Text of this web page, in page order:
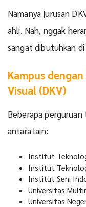
Namanya jurusan
ahli. Nah, nggak
sangat dibutuhkan
Kampus
Visual (DKV)
Beberapa
antara lain:
Institut
Institut
Institut Seni
Universitas
Universitas